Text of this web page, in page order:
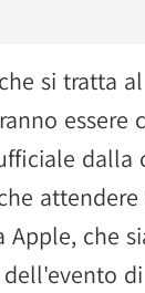
si tratta
essere
dalla
che